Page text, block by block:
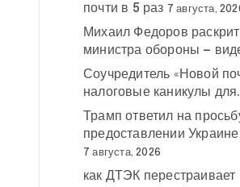
почти в 5 раз 7 августа,
Михаил Федоров
министра обороны —
Соучредитель «Новой
налоговые каникулы
Трамп ответил на
предоставлении
7 августа, 2026
как ДТЭК